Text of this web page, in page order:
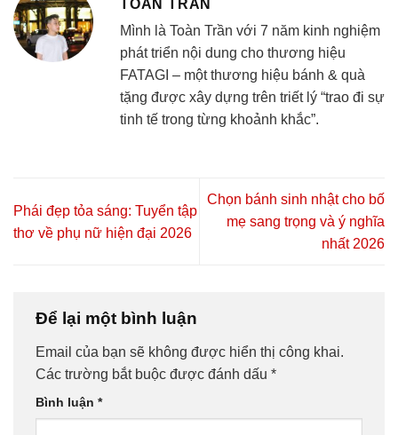
TOÀN TRẦN
Mình là Toàn Trần với 7 năm kinh nghiệm
phát triển nội dung cho thương hiệu
FATAGI – một thương hiệu bánh & quà
tặng được xây dựng trên triết lý “trao đi sự
tinh tế trong từng khoảnh khắc”.
Phái đẹp tỏa sáng: Tuyển tập
thơ về phụ nữ hiện đại 2026
Chọn bánh sinh nhật cho bố
mẹ sang trọng và ý nghĩa
nhất 2026
Để lại một bình luận
Email của bạn sẽ không được hiển thị công khai.
Các trường bắt buộc được đánh dấu *
Bình luận *